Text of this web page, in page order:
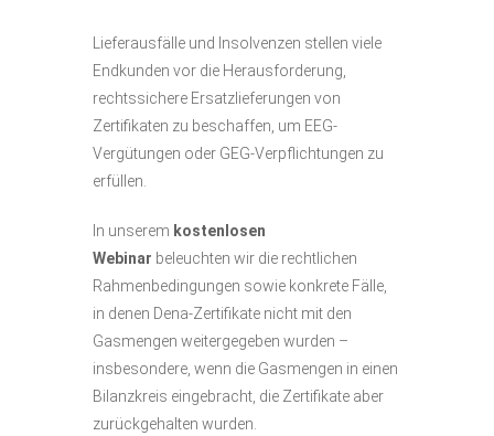
Lieferausfälle und Insolvenzen stellen viele
Endkunden vor die Herausforderung,
rechtssichere Ersatzlieferungen von
Zertifikaten zu beschaffen, um EEG-
Vergütungen oder GEG-Verpflichtungen zu
erfüllen.
In unserem kostenlosen
Webinar beleuchten wir die rechtlichen
Rahmenbedingungen sowie konkrete Fälle,
in denen Dena-Zertifikate nicht mit den
Gasmengen weitergegeben wurden –
insbesondere, wenn die Gasmengen in einen
Bilanzkreis eingebracht, die Zertifikate aber
zurückgehalten wurden.